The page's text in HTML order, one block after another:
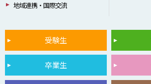
地域連携・国際交流
受験生
卒業生